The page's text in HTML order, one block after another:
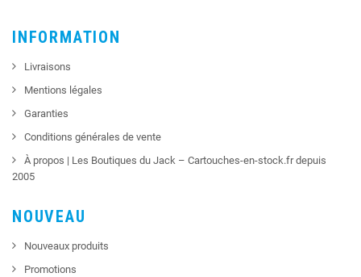
INFORMATION
Livraisons
Mentions légales
Garanties
Conditions générales de vente
À propos | Les Boutiques du Jack – Cartouches-en-stock.fr depuis
2005
NOUVEAU
Nouveaux produits
Promotions